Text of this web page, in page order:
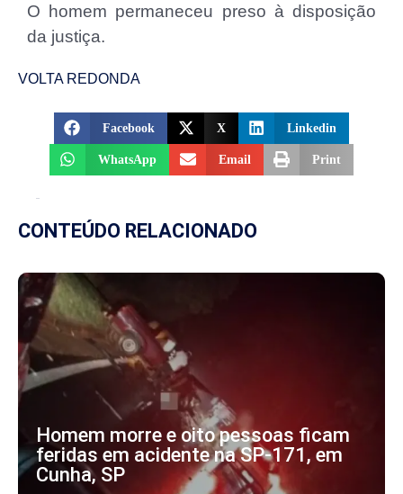
O homem permaneceu preso à disposição
da justiça.
VOLTA REDONDA
Facebook X Linkedin
WhatsApp Email Print
CONTEÚDO RELACIONADO
Homem morre e oito pessoas ficam
feridas em acidente na SP-171, em
Cunha, SP